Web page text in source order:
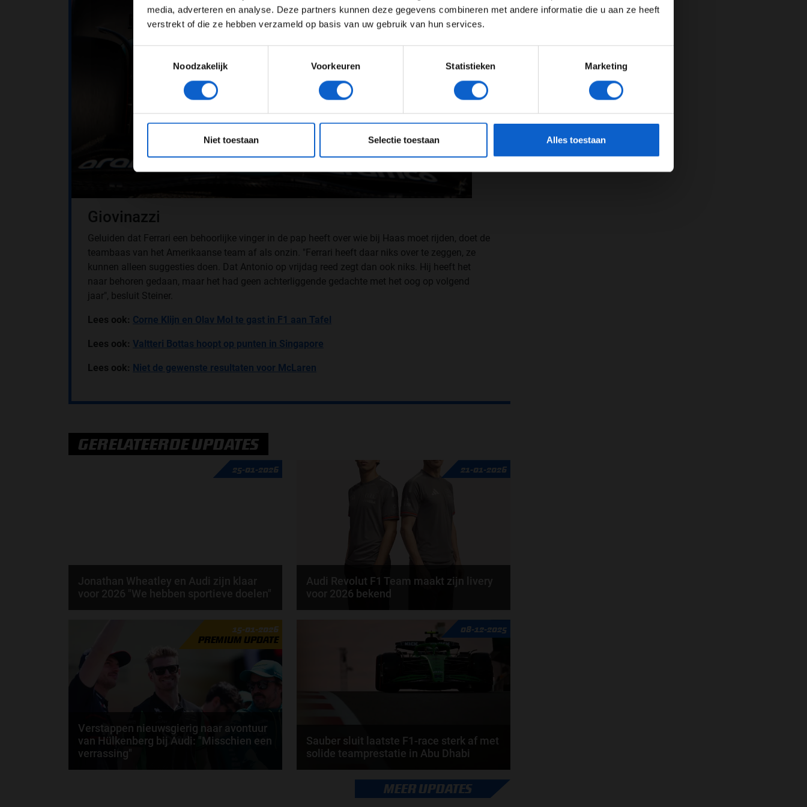
media, adverteren en analyse. Deze partners kunnen deze gegevens combineren met andere informatie die u aan ze heeft
verstrekt of die ze hebben verzameld op basis van uw gebruik van hun services.
Noodzakelijk
Voorkeuren Statistieken Marketing
Niet toestaan Selectie toestaan Alles toestaan
Giovinazzi
Geluiden dat Ferrari een behoorlijke vinger in de pap heeft over wie bij Haas moet rijden, doet de
teambaas van het Amerikaanse team af als onzin. "Ferrari heeft daar niks over te zeggen, ze
kunnen alleen suggesties doen. Dat Antonio op vrijdag reed zegt dan ook niks. Hij heeft het
naar behoren gedaan, maar het had geen achterliggende gedachte met het oog op volgend
jaar", besluit Steiner.
Lees ook: Corne Klijn en Olav Mol te gast in F1 aan Tafel
Lees ook: Valtteri Bottas hoopt op punten in Singapore
Lees ook: Niet de gewenste resultaten voor McLaren
GERELATEERDE UPDATES
25-01-2026
Jonathan Wheatley en Audi zijn klaar
voor 2026 "We hebben sportieve doelen"
Per 2026 zeggen we gedag tegen KICK Sauber en
hallo tegen Audi. Toch verandert er op het eerste
21-01-2026
Audi Revolut F1 Team maakt zijn livery
voor 2026 bekend
Op dit moment zijn meerdere teams bezig met de
lancering van hun auto voor het 2026-seizoen. Zo...
de redactie Grand Prix Radio
15-01-2026
PREMIUM UPDATE
Verstappen nieuwsgierig naar avontuur
van Hülkenberg bij Audi: "Misschien een
verrassing"
08-12-2025
Sauber sluit laatste F1-race sterk af met
solide teamprestatie in Abu Dhabi
In hun allerlaatste race als Sauber-coureurs wisten
Nico Hülkenberg en Gabriel Bortoleto nog één...
MEER UPDATES
Toon alle kansspelenadvertenties (24+)
JONGER DAN 24 24 JAAR OF OUDER
*Raadpleeg onsprivacybeleidvoor meer informatie over gegevensgebruik en -bescherming.